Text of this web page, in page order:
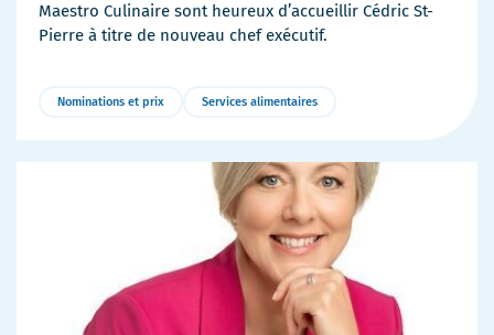
Maestro Culinaire sont heureux d’accueillir Cédric St-
Pierre à titre de nouveau chef exécutif.
Nominations et prix Services alimentaires
Plus